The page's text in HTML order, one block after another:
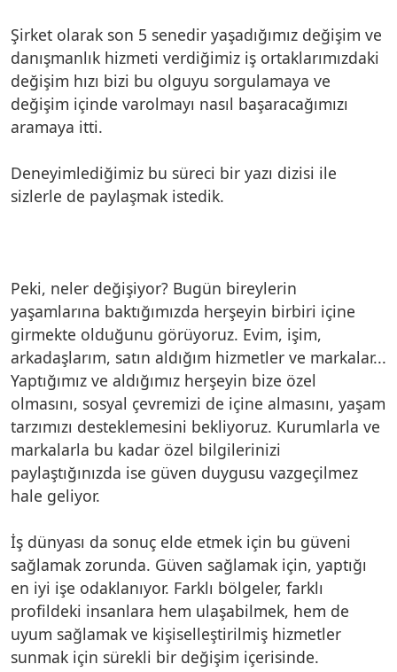
Şirket olarak son 5 senedir yaşadığımız değişim ve
danışmanlık hizmeti verdiğimiz iş ortaklarımızdaki
değişim hızı bizi bu olguyu sorgulamaya ve
değişim içinde varolmayı nasıl başaracağımızı
aramaya itti.
Deneyimlediğimiz bu süreci bir yazı dizisi ile
sizlerle de paylaşmak istedik.
Peki, neler değişiyor? Bugün bireylerin
yaşamlarına baktığımızda herşeyin birbiri içine
girmekte olduğunu görüyoruz. Evim, işim,
arkadaşlarım, satın aldığım hizmetler ve markalar...
Yaptığımız ve aldığımız herşeyin bize özel
olmasını, sosyal çevremizi de içine almasını, yaşam
tarzımızı desteklemesini bekliyoruz. Kurumlarla ve
markalarla bu kadar özel bilgilerinizi
paylaştığınızda ise güven duygusu vazgeçilmez
hale geliyor.
İş dünyası da sonuç elde etmek için bu güveni
sağlamak zorunda. Güven sağlamak için, yaptığı
en iyi işe odaklanıyor. Farklı bölgeler, farklı
profildeki insanlara hem ulaşabilmek, hem de
uyum sağlamak ve kişiselleştirilmiş hizmetler
sunmak için sürekli bir değişim içerisinde.